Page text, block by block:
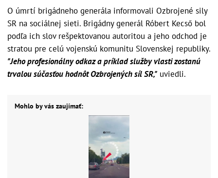
O úmrtí brigádneho generála informovali Ozbrojené sily
SR na sociálnej sieti. Brigádny generál Róbert Kecső bol
podľa ich slov rešpektovanou autoritou a jeho odchod je
stratou pre celú vojenskú komunitu Slovenskej republiky.
"Jeho profesionálny odkaz a príklad služby vlasti zostanú
trvalou súčasťou hodnôt Ozbrojených síl SR," uviedli.
Mohlo by vás zaujímať: